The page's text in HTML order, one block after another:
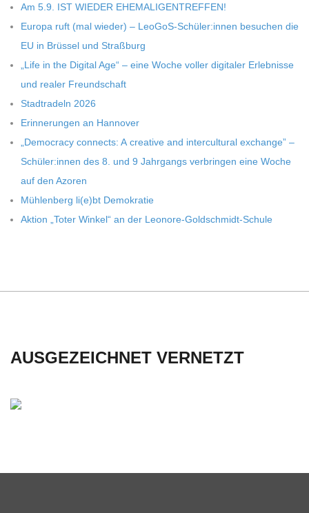
Am 5.9. IST WIEDER EHEMALIGENTREFFEN!
Europa ruft (mal wie­der) – LeoGoS-Schüler:innen besu­chen die
EU in Brüs­sel und Straßburg
„Life in the Digi­tal Age“ – eine Woche vol­ler digi­ta­ler Erleb­nisse
und rea­ler Freundschaft
Stadt­ra­deln 2026
Erin­ne­run­gen an Hannover
„Demo­cracy con­nects: A crea­tive and inter­cul­tu­ral exch­ange” –
Schüler:innen des 8. und 9 Jahr­gangs ver­brin­gen eine Woche
auf den Azoren
Müh­len­berg li(e)bt Demokratie
Aktion „Toter Win­kel“ an der Leonore-Goldschmidt-Schule
AUSGEZEICHNET VERNETZT